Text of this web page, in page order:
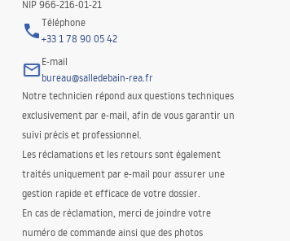
NIP 966-216-01-21
Téléphone
+33 1 78 90 05 42
E-mail
bureau@salledebain-rea.fr
Notre technicien répond aux questions techniques
exclusivement par e-mail, afin de vous garantir un
suivi précis et professionnel.
Les réclamations et les retours sont également
traités uniquement par e-mail pour assurer une
gestion rapide et efficace de votre dossier.
En cas de réclamation, merci de joindre votre
numéro de commande ainsi que des photos